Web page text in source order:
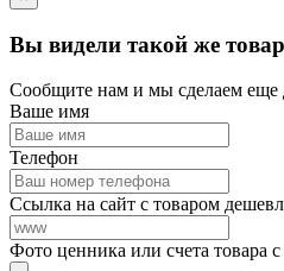
Вы видели такой же
Сообщите нам и мы сделаем еще
Ваше имя
Телефон
Ссылка на сайт с товаром
Фото ценника или счета товара